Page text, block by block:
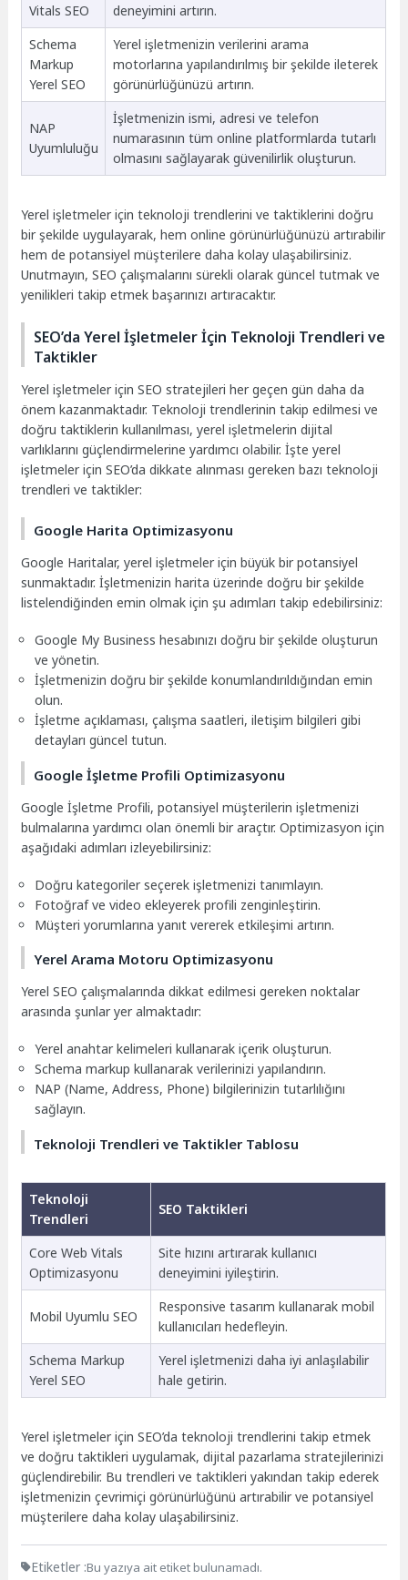
Vitals SEO
deneyimini artırın.
Schema
Markup
Yerel SEO
Yerel işletmenizin verilerini arama
motorlarına yapılandırılmış bir şekilde ileterek
görünürlüğünüzü artırın.
NAP
Uyumluluğu
İşletmenizin ismi, adresi ve telefon
numarasının tüm online platformlarda tutarlı
olmasını sağlayarak güvenilirlik oluşturun.
Yerel işletmeler için teknoloji trendlerini ve taktiklerini doğru
bir şekilde uygulayarak, hem online görünürlüğünüzü artırabilir
hem de potansiyel müşterilere daha kolay ulaşabilirsiniz.
Unutmayın, SEO çalışmalarını sürekli olarak güncel tutmak ve
yenilikleri takip etmek başarınızı artıracaktır.
SEO’da Yerel İşletmeler İçin Teknoloji Trendleri ve
Taktikler
Yerel işletmeler için SEO stratejileri her geçen gün daha da
önem kazanmaktadır. Teknoloji trendlerinin takip edilmesi ve
doğru taktiklerin kullanılması, yerel işletmelerin dijital
varlıklarını güçlendirmelerine yardımcı olabilir. İşte yerel
işletmeler için SEO’da dikkate alınması gereken bazı teknoloji
trendleri ve taktikler:
Google Harita Optimizasyonu
Google Haritalar, yerel işletmeler için büyük bir potansiyel
sunmaktadır. İşletmenizin harita üzerinde doğru bir şekilde
listelendiğinden emin olmak için şu adımları takip edebilirsiniz:
Google My Business hesabınızı doğru bir şekilde oluşturun
ve yönetin.
İşletmenizin doğru bir şekilde konumlandırıldığından emin
olun.
İşletme açıklaması, çalışma saatleri, iletişim bilgileri gibi
detayları güncel tutun.
Google İşletme Profili Optimizasyonu
Google İşletme Profili, potansiyel müşterilerin işletmenizi
bulmalarına yardımcı olan önemli bir araçtır. Optimizasyon için
aşağıdaki adımları izleyebilirsiniz:
Doğru kategoriler seçerek işletmenizi tanımlayın.
Fotoğraf ve video ekleyerek profili zenginleştirin.
Müşteri yorumlarına yanıt vererek etkileşimi artırın.
Yerel Arama Motoru Optimizasyonu
Yerel SEO çalışmalarında dikkat edilmesi gereken noktalar
arasında şunlar yer almaktadır:
Yerel anahtar kelimeleri kullanarak içerik oluşturun.
Schema markup kullanarak verilerinizi yapılandırın.
NAP (Name, Address, Phone) bilgilerinizin tutarlılığını
sağlayın.
Teknoloji Trendleri ve Taktikler Tablosu
Teknoloji
Trendleri
SEO Taktikleri
Core Web Vitals
Optimizasyonu
Site hızını artırarak kullanıcı
deneyimini iyileştirin.
Mobil Uyumlu SEO
Responsive tasarım kullanarak mobil
kullanıcıları hedefleyin.
Schema Markup
Yerel SEO
Yerel işletmenizi daha iyi anlaşılabilir
hale getirin.
Yerel işletmeler için SEO’da teknoloji trendlerini takip etmek
ve doğru taktikleri uygulamak, dijital pazarlama stratejilerinizi
güçlendirebilir. Bu trendleri ve taktikleri yakından takip ederek
işletmenizin çevrimiçi görünürlüğünü artırabilir ve potansiyel
müşterilere daha kolay ulaşabilirsiniz.
Etiketler :Bu yazıya ait etiket bulunamadı.